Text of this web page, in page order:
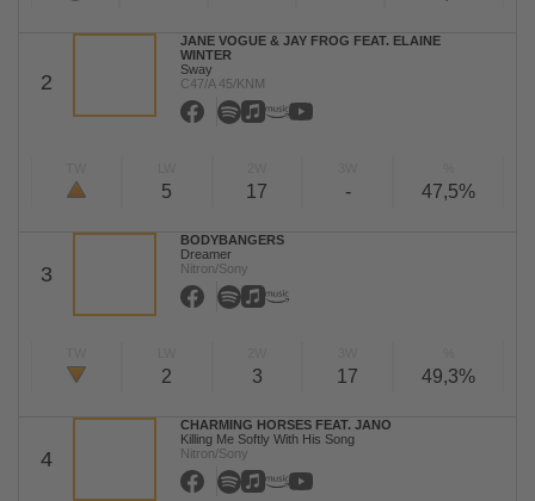
2
JANE VOGUE & JAY FROG FEAT. ELAINE
WINTER
Sway
C47/A 45/KNM
5 17 - 47,5%
3
BODYBANGERS
Dreamer
Nitron/Sony
2 3 17 49,3%
4
CHARMING HORSES FEAT. JANO
Killing Me Softly With His Song
Nitron/Sony